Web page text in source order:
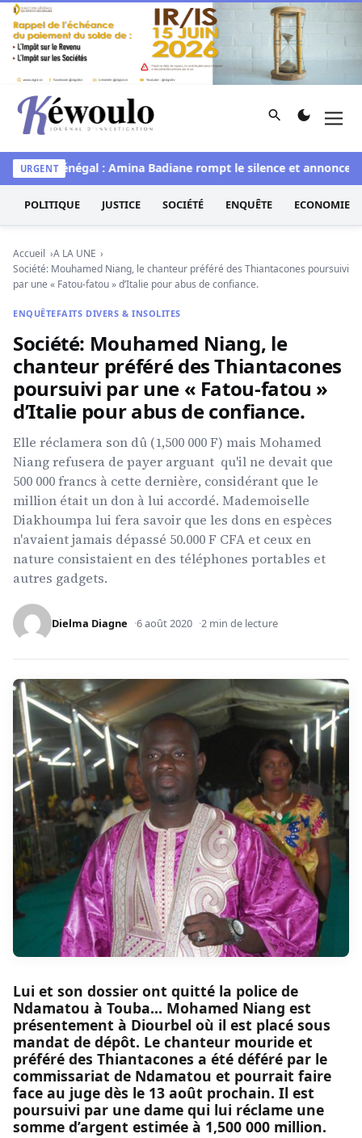
Aller au contenu
Kéwoulo, le premier site d'information et d'investigation
Rechercher
URGENT
Miss Sénégal : Amina Badiane rompt le silence et annonce
POLITIQUE JUSTICE SOCIÉTÉ ENQUÊTE ECONOMIE
Accueil
A LA UNE
Société: Mouhamed Niang, le chanteur préféré des Thiantacones poursuivi
par une « Fatou-fatou » d’Italie pour abus de confiance.
ENQUÊTEFAITS DIVERS & INSOLITES
Société: Mouhamed Niang, le
chanteur préféré des Thiantacones
poursuivi par une « Fatou-fatou »
d’Italie pour abus de confiance.
Elle réclamera son dû (1,500 000 F) mais Mohamed
Niang refusera de payer arguant qu'il ne devait que
500 000 francs à cette dernière, considérant que le
million était un don à lui accordé. Mademoiselle
Diakhoumpa lui fera savoir que les dons en espèces
n'avaient jamais dépassé 50.000 F CFA et ceux en
nature consistaient en des téléphones portables et
autres gadgets.
Dielma Diagne 6 août 2020 2 min de lecture
Lui et son dossier ont quitté la police de
Ndamatou à Touba… Mohamed Niang est
présentement à Diourbel où il est placé sous
mandat de dépôt. Le chanteur mouride et
préféré des Thiantacones a été déféré par le
commissariat de Ndamatou et pourrait faire
face au juge dès le 13 août prochain. Il est
poursuivi par une dame qui lui réclame une
somme d’argent estimée à 1,500 000 million.